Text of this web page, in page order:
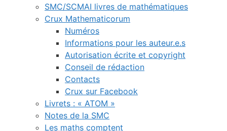
SMC/SCMAI livres de mathématiques
Crux Mathematicorum
Numéros
Informations pour les auteur.e.s
Autorisation écrite et copyright
Conseil de rédaction
Contacts
Crux sur Facebook
Livrets : « ATOM »
Notes de la SMC
Les maths comptent